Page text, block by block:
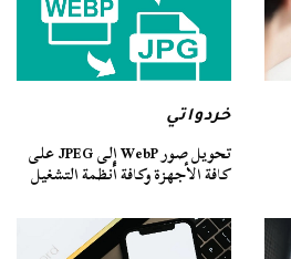
خردواتي
تحويل صور WebP إلى JPEG على
كافة الأجهزة وكافة أنظمة التشغيل